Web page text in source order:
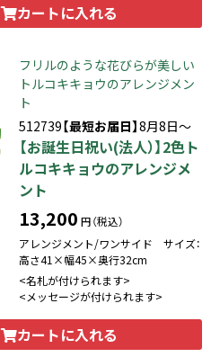
カートに入れる
フリルのような花びらが美しい
トルコキキョウのアレンジメン
ト
512739【最短お届日】8月8日～
【お誕生日祝い(法人）】2色ト
ルコキキョウのアレンジメ
ント
13,200 円（税込）
アレンジメント/ワンサイド サイズ：
高さ41×幅45×奥行32cm
<名札が付けられます>
<メッセージが付けられます>
カートに入れる